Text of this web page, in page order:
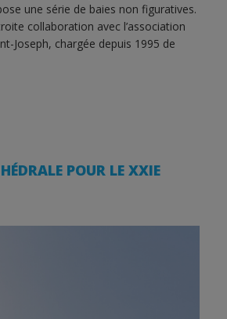
une série de baies non figuratives.
collaboration avec l’association
Joseph, chargée depuis 1995 de
POUR LE XXIE